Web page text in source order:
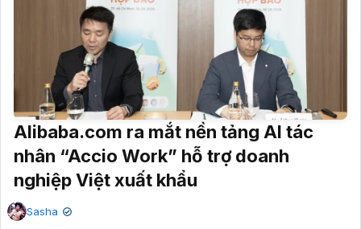
Alibaba.com ra mắt nền tảng AI tác
nhân “Accio Work” hỗ trợ doanh
nghiệp Việt xuất khẩu
Sasha ✔